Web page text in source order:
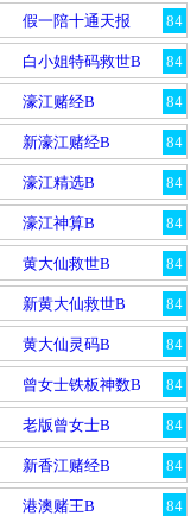
84
假一陪十通天报
84
白小姐特码救世B
84
濠江赌经B
84
新濠江赌经B
84
濠江精选B
84
濠江神算B
84
黄大仙救世B
84
新黄大仙救世B
84
黄大仙灵码B
84
曾女士铁板神数B
84
老版曾女士B
84
新香江赌经B
84
港澳赌王B